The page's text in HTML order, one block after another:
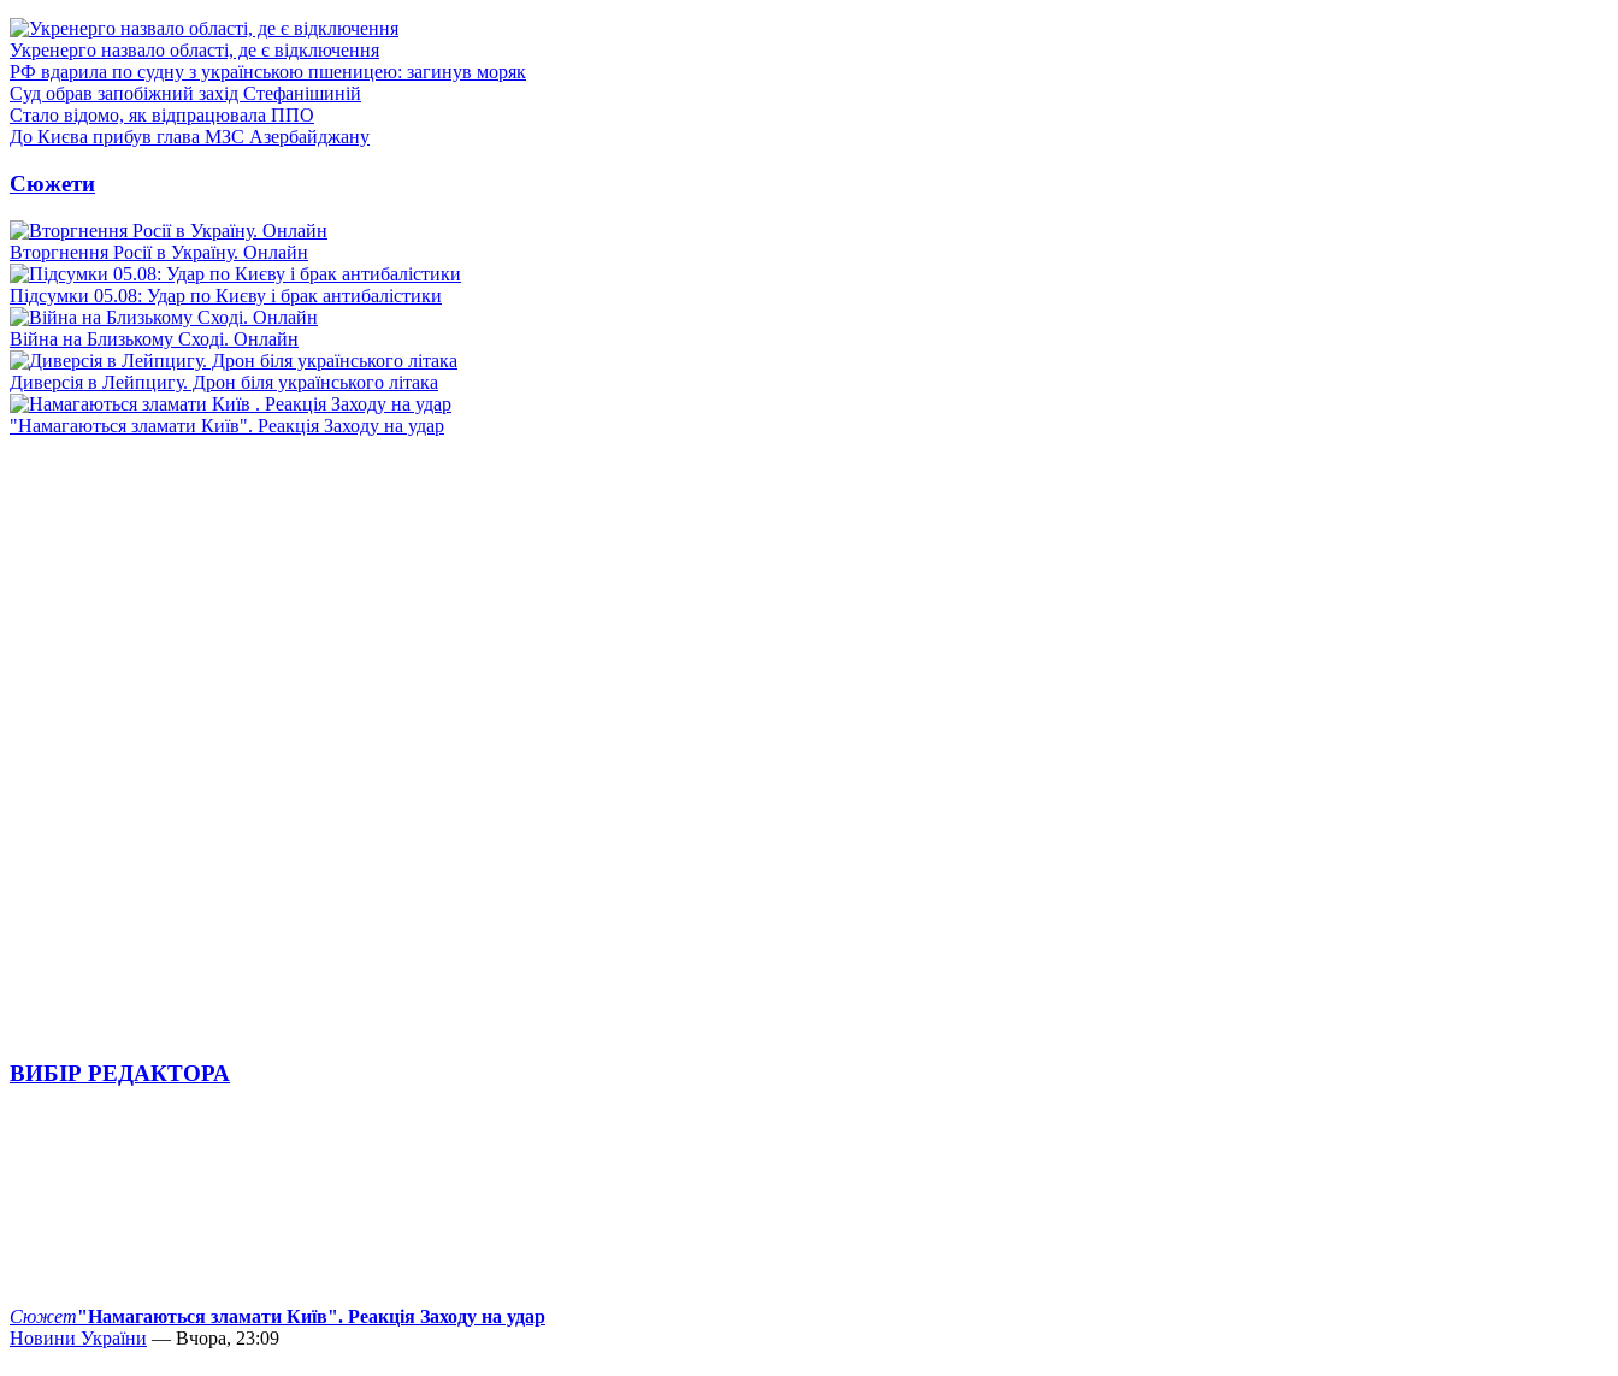
Укренерго назвало області, де є відключення
РФ вдарила по судну з українською пшеницею: загинув моряк
Суд обрав запобіжний захід Стефанішиній
Стало відомо, як відпрацювала ППО
До Києва прибув глава МЗС Азербайджану
Сюжети
Вторгнення Росії в Україну. Онлайн
Підсумки 05.08: Удар по Києву і брак антибалістики
Війна на Близькому Сході. Онлайн
Диверсія в Лейпцигу. Дрон біля українського літака
"Намагаються зламати Київ". Реакція Заходу на удар
ВИБІР РЕДАКТОРА
Сюжет"Намагаються зламати Київ". Реакція Заходу на удар
Новини України — Вчора, 23:09